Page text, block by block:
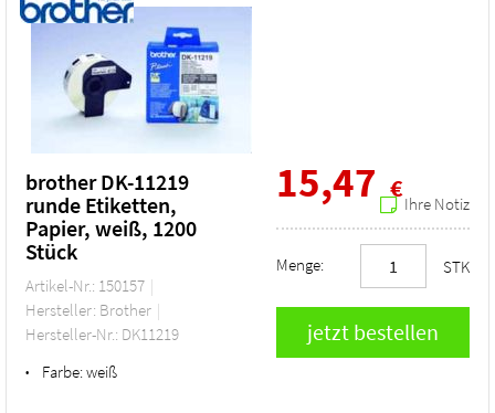
brother DK-11219
runde Etiketten,
Papier, weiß, 1200
Stück
Artikel-Nr.: 150157
Hersteller: Brother
Hersteller-Nr.: DK11219
• Farbe:weiß
15,47 €
Ihre Notiz
Menge: STK